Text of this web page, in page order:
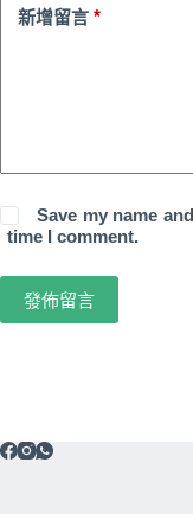
新增留言 *
Save my name
time I comment.
發佈留言